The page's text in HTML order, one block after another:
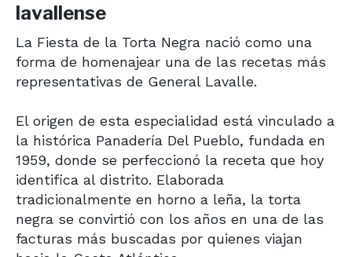
lavallense
La Fiesta de la Torta Negra nació como una
forma de homenajear una de las recetas más
representativas de General Lavalle.
El origen de esta especialidad está vinculado a
la histórica Panadería Del Pueblo, fundada en
1959, donde se perfeccionó la receta que hoy
identifica al distrito. Elaborada
tradicionalmente en horno a leña, la torta
negra se convirtió con los años en una de las
facturas más buscadas por quienes viajan